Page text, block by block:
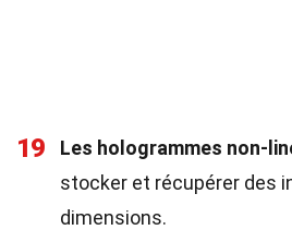
19 Les hologrammes non-
stocker et récupérer des
dimensions.